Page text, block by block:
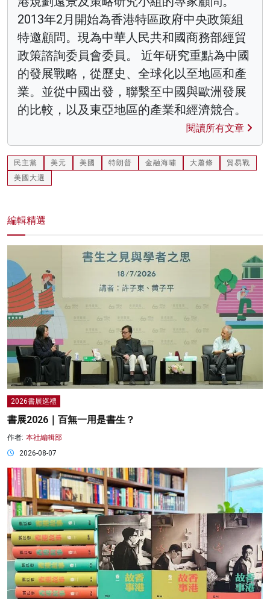
2013年2月開始為香港特區政府中央政策組
特邀顧問。現為中華人民共和國商務部經貿
政策諮詢委員會委員。 近年研究重點為中國
的發展戰略，從歷史、全球化以至地區和產
業。並從中國出發，聯繫至中國與歐洲發展
的比較，以及東亞地區的產業和經濟競合。
閱讀所有文章
民主黨 美元 美國 特朗普 金融海嘯 大蕭條
貿易戰
美國大選
編輯精選
2026書展巡禮
書展2026｜百無一用是書生？
作者: 本社編輯部
2026-08-07